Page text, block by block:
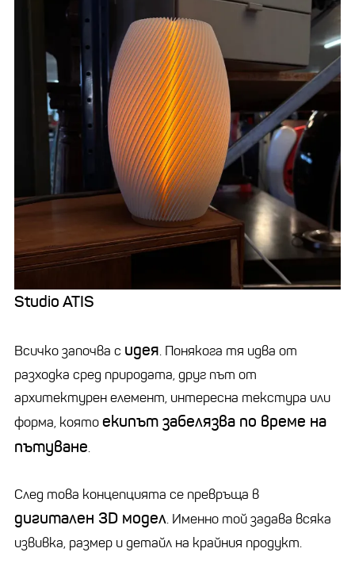
Studio ATIS
Всичко започва с идея. Понякога тя идва от
разходка сред природата, друг път от
архитектурен елемент, интересна текстура или
форма, коятоекипът забелязва по време на
пътуване.
След това концепцията се превръща в
дигитален 3D модел. Именно той задава всяка
извивка, размер и детайл на крайния продукт.